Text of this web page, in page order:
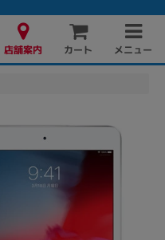
店舗案内 カート メニュー